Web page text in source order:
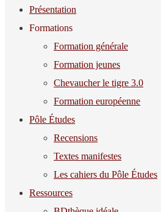
Présentation
Formations
Formation générale
Formation jeunes
Chevaucher le tigre 3.0
Formation européenne
Pôle Études
Recensions
Textes manifestes
Les cahiers du Pôle Études
Ressources